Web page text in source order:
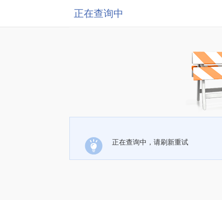
正在查询中
正在查询中，请刷新重试